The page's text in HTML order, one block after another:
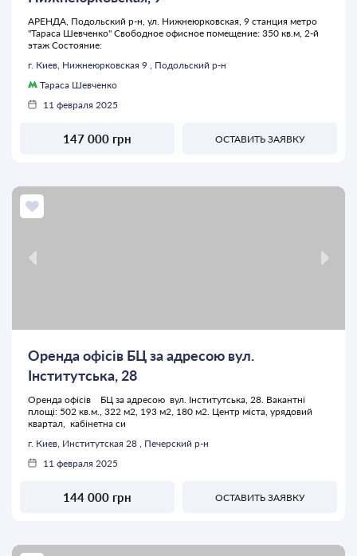
АРЕНДА, Подольский р-н, ул. Нижнеюрковская, 9 станция метро
"Тараса Шевченко" Свободное офисное помещение: 350 кв.м, 2-й
этаж Состояние:
г. Киев, Нижнеюрковская 9 , Подольский р-н
Тараса Шевченко
11 февраля 2025
147 000 грн ОСТАВИТЬ ЗАЯВКУ
Оренда офісів БЦ за адресою вул.
Інститутська, 28
Оренда офісів БЦ за адресою вул. Інститутська, 28. Вакантні
площі: 502 кв.м., 322 м2, 193 м2, 180 м2. Центр міста, урядовий
квартал, кабінетна си
г. Киев, Институтская 28 , Печерский р-н
11 февраля 2025
144 000 грн ОСТАВИТЬ ЗАЯВКУ